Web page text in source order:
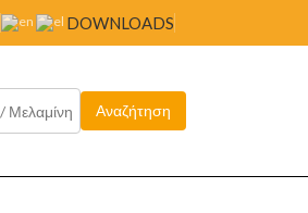
DOWNLOADS